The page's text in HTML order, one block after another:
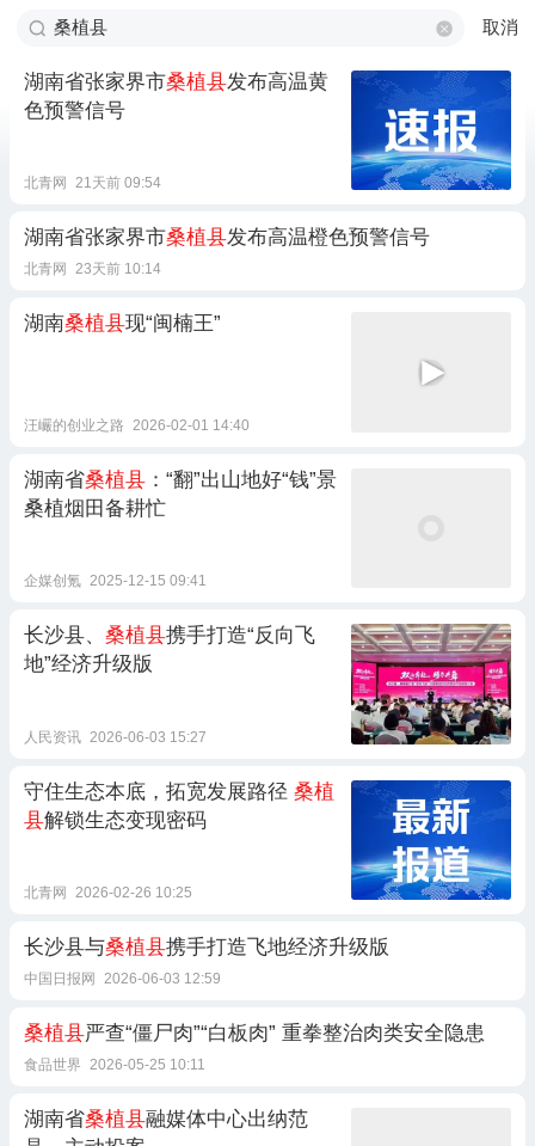
取消
湖南省张家界市桑植县发布高温黄
色预警信号
北青网 21天前 09:54
湖南省张家界市桑植县发布高温橙色预警信号
北青网 23天前 10:14
湖南桑植县现“闽楠王”
汪巗的创业之路 2026-02-01 14:40
湖南省桑植县 ：“翻”出山地好“钱”景
桑植烟田备耕忙
企媒创氪 2025-12-15 09:41
长沙县、 桑植县携手打造“反向飞
地”经济升级版
人民资讯 2026-06-03 15:27
守住生态本底，拓宽发展路径 桑植
县解锁生态变现密码
北青网 2026-02-26 10:25
长沙县与桑植县携手打造飞地经济升级版
中国日报网 2026-06-03 12:59
桑植县严查“僵尸肉”“白板肉” 重拳整治肉类安全隐患
食品世界 2026-05-25 10:11
湖南省桑植县融媒体中心出纳范